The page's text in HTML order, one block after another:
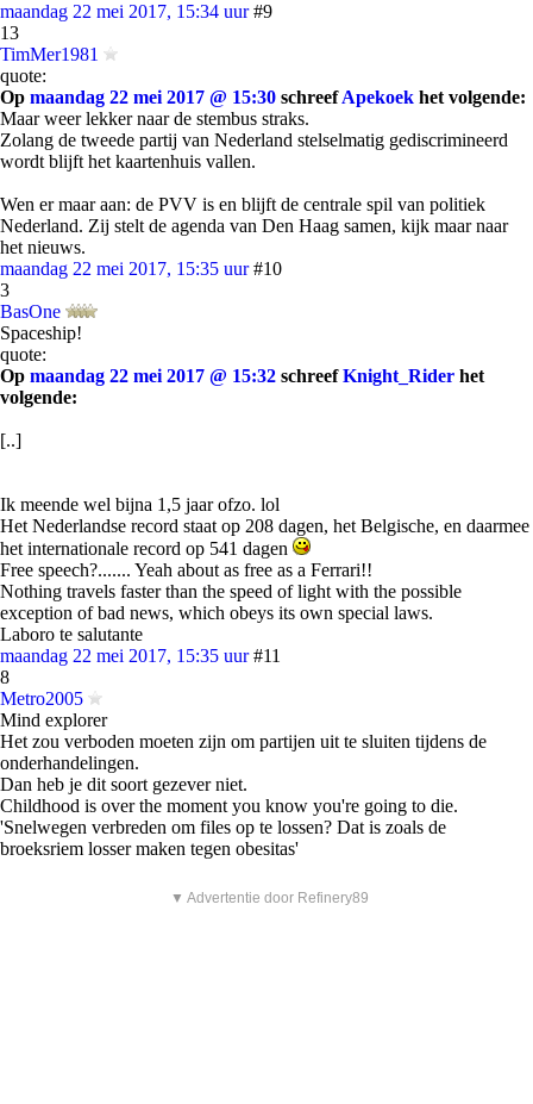
maandag 22 mei 2017, 15:34 uur #9
13
TimMer1981
quote:
Op maandag 22 mei 2017 @ 15:30 schreefApekoek het volgende:
Maar weer lekker naar de stembus straks.
Zolang de tweede partij van Nederland stelselmatig gediscrimineerd
wordt blijft het kaartenhuis vallen.
Wen er maar aan: de PVV is en blijft de centrale spil van politiek
Nederland. Zij stelt de agenda van Den Haag samen, kijk maar naar
het nieuws.
maandag 22 mei 2017, 15:35 uur #10
3
BasOne
Spaceship!
quote:
Op maandag 22 mei 2017 @ 15:32 schreefKnight_Rider het
volgende:
[..]
Ik meende wel bijna 1,5 jaar ofzo. lol
Het Nederlandse record staat op 208 dagen, het Belgische, en daarmee
het internationale record op 541 dagen
Free speech?....... Yeah about as free as a Ferrari!!
Nothing travels faster than the speed of light with the possible
exception of bad news, which obeys its own special laws.
Laboro te salutante
maandag 22 mei 2017, 15:35 uur #11
8
Metro2005
Mind explorer
Het zou verboden moeten zijn om partijen uit te sluiten tijdens de
onderhandelingen.
Dan heb je dit soort gezever niet.
Childhood is over the moment you know you're going to die.
'Snelwegen verbreden om files op te lossen? Dat is zoals de
broeksriem losser maken tegen obesitas'
▼ Advertentie door Refinery89